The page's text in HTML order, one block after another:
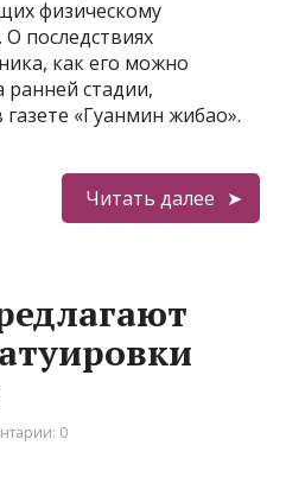
физическому
последствиях
как его можно
ранней стадии,
газете «Гуанмин жибао».
Читать далее
0